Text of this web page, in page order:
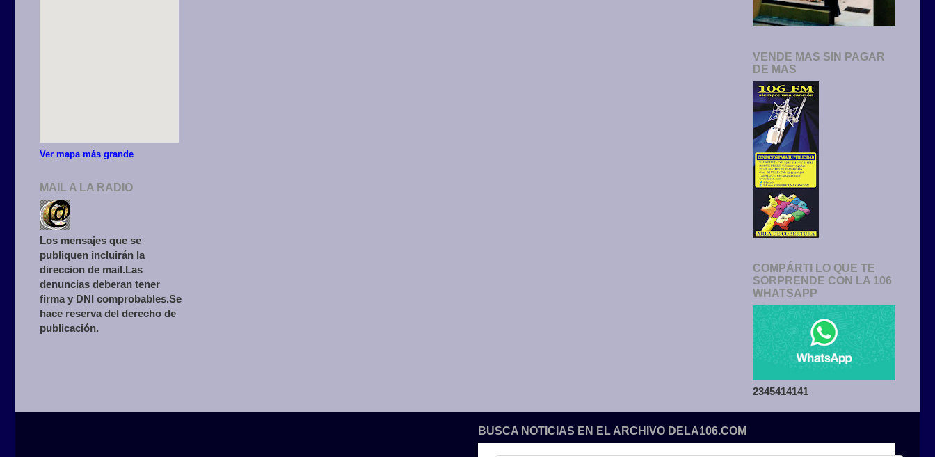
Ver mapa más grande
MAIL A LA RADIO
Los mensajes que se
publiquen incluirán la
direccion de mail.Las
denuncias deberan tener
firma y DNI comprobables.Se
hace reserva del derecho de
publicación.
VENDE MAS SIN PAGAR
DE MAS
COMPÁRTI LO QUE TE
SORPRENDE CON LA 106
WHATSAPP
2345414141
BUSCA NOTICIAS EN EL ARCHIVO DELA106.COM